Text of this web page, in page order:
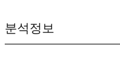
분석정보